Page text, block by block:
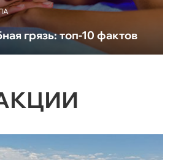
грязь: топ-10 фактов